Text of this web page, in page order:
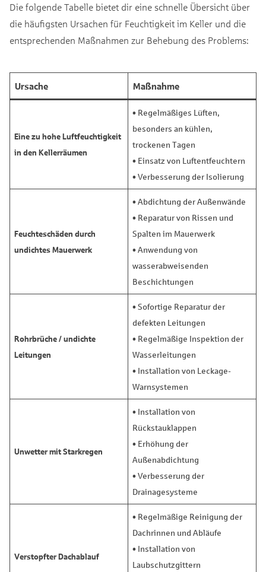
Die folgende Tabelle bietet dir eine schnelle Übersicht über
die häufigsten Ursachen für Feuchtigkeit im Keller und die
entsprechenden Maßnahmen zur Behebung des Problems:
Ursache Maßnahme
Eine zu hohe Luftfeuchtigkeit
in den Kellerräumen
• Regelmäßiges Lüften,
besonders an kühlen,
trockenen Tagen
• Einsatz von Luftentfeuchtern
• Verbesserung der Isolierung
Feuchteschäden durch
undichtes Mauerwerk
• Abdichtung der Außenwände
• Reparatur von Rissen und
Spalten im Mauerwerk
• Anwendung von
wasserabweisenden
Beschichtungen
Rohrbrüche / undichte
Leitungen
• Sofortige Reparatur der
defekten Leitungen
• Regelmäßige Inspektion der
Wasserleitungen
• Installation von Leckage-
Warnsystemen
Unwetter mit Starkregen
• Installation von
Rückstauklappen
• Erhöhung der
Außenabdichtung
• Verbesserung der
Drainagesysteme
Verstopfter Dachablauf
• Regelmäßige Reinigung der
Dachrinnen und Abläufe
• Installation von
Laubschutzgittern